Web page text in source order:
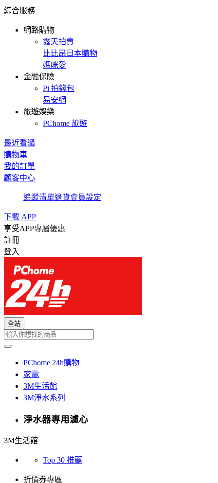
綜合服務
網路購物
露天拍賣
比比昂日本購物
媽咪愛
金融保險
Pi 拍錢包
易安網
旅遊娛樂
PChome 旅遊
最近看過
購物車
我的訂單
顧客中心
追蹤清單退貨會員設定
下載 APP
享受APP專屬優惠
註冊
登入
全站
PChome 24h購物
家電
3M生活館
3M淨水系列
淨水器專用濾心
3M生活館
Top 30 推薦
折價券專區